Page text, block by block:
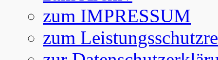
zum IMPRESSUM
zum